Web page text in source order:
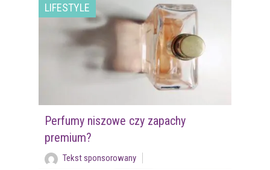
LIFESTYLE
Perfumy niszowe czy zapachy
premium?
Tekst sponsorowany